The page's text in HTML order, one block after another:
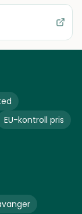
EU-kontroll pris